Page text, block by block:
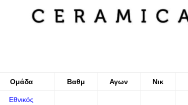
Ομάδα Βαθμ Αγων Νικ
Εθνικός